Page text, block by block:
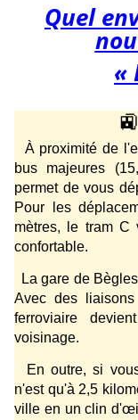
Quel
«
🚉
À proximité de
bus majeures
permet de vous
Pour les
mètres, le tram C
confortable.
La gare de
Avec des
ferroviaire
voisinage.
En outre, si
n'est qu'à 2,5
ville en un clin